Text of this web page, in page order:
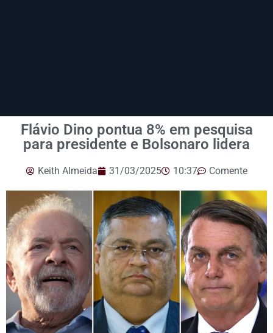
Flávio Dino pontua 8% em pesquisa
para presidente e Bolsonaro lidera
Keith Almeida 31/03/2025 10:37 Comente